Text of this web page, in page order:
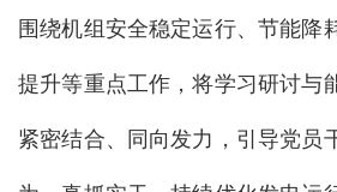
围绕机组安全稳定运行、节能降
提升等重点工作，将学习研讨与
紧密结合、同向发力，引导党员